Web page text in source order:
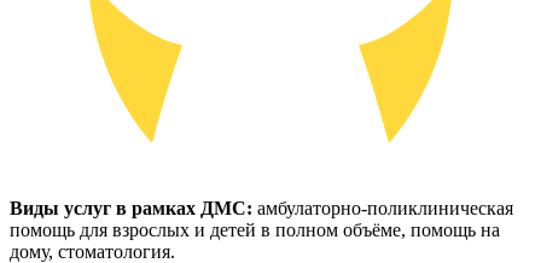
Виды услуг в рамках ДМС: амбулаторно-поликлиническая
помощь для взрослых и детей в полном объёме, помощь на
дому, стоматология.